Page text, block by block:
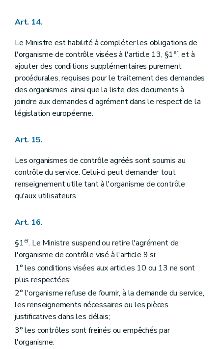
Art. 14.
Le Ministre est habilité à compléter les obligations de
l'organisme de contrôle visées à l'article 13, §1er, et à
ajouter des conditions supplémentaires purement
procédurales, requises pour le traitement des demandes
des organismes, ainsi que la liste des documents à
joindre aux demandes d'agrément dans le respect de la
législation européenne.
Art. 15.
Les organismes de contrôle agréés sont soumis au
contrôle du service. Celui-ci peut demander tout
renseignement utile tant à l'organisme de contrôle
qu'aux utilisateurs.
Art. 16.
§1er. Le Ministre suspend ou retire l'agrément de
l'organisme de contrôle visé à l'article 9 si:
1° les conditions visées aux articles 10 ou 13 ne sont
plus respectées;
2° l'organisme refuse de fournir, à la demande du service,
les renseignements nécessaires ou les pièces
justificatives dans les délais;
3° les contrôles sont freinés ou empêchés par
l'organisme.